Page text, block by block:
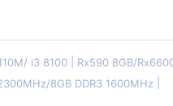
i3 8100 Rx590 8GB/
8GB DDR3 1600MHz